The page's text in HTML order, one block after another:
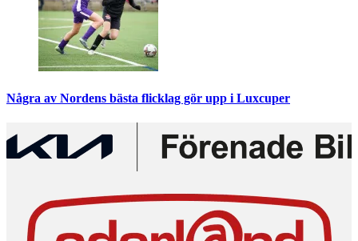
Några av Nordens bästa flicklag gör upp i Luxcuper